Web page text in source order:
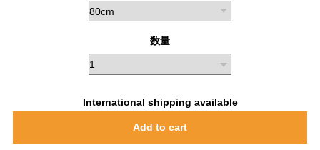
数量
International shipping available
Add to cart